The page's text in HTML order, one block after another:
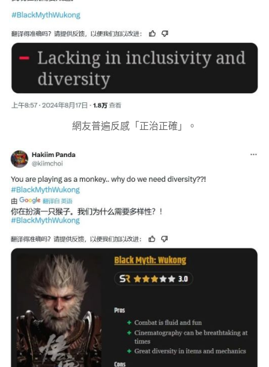
網友普遍反感「正治正確」。